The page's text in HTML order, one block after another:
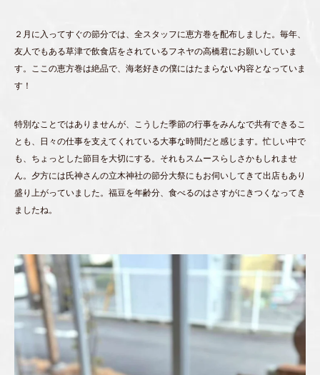
２月に入ってすぐの節分では、全スタッフに恵方巻を配布しました。毎年、
友人でもある草津で飲食店をされているフネヤの高橋君にお願いしていま
す。ここの恵方巻は絶品で、海老好きの僕にはたまらない内容となっていま
す！
特別なことではありませんが、こうした季節の行事をみんなで共有できるこ
とも、日々の仕事を支えてくれている大事な時間だと感じます。忙しい中で
も、ちょっとした節目を大切にする。それもスムースらしさかもしれませ
ん。夕方には氏神さんの立木神社の節分大祭にもお伺いしてきて出店もあり
盛り上がっていました。福豆を年齢分、食べるのはさすがにきつくなってき
ましたね。